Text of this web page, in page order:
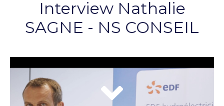
Interview Nathalie
SAGNE - NS CONSEIL